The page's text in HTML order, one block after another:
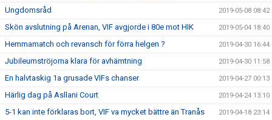
Ungdomsråd 2019-05-08 08:42
Skön avslutning på Arenan, VIF avgjorde i 80e mot HIK 2019-05-04 18:40
Hemmamatch och revansch för förra helgen ? 2019-04-30 16:44
Jubileumströjorna klara för avhämtning 2019-04-30 11:58
En halvtaskig 1a grusade VIFs chanser 2019-04-27 00:13
Härlig dag på Asllani Court 2019-04-24 13:10
5-1 kan inte förklaras bort, VIF va mycket bättre än Tranås 2019-04-18 23:14